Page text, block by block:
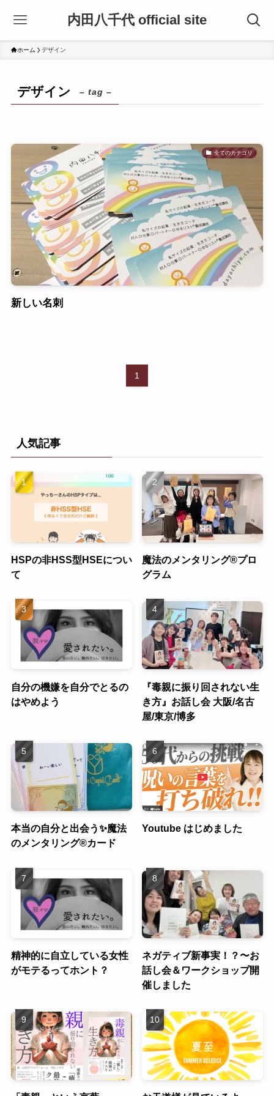
内田八千代 official site
ホーム デザイン
デザイン – tag –
全てのカテゴリ
新しい名刺
1
人気記事
HSPの非HSS型HSEについ
て
魔法のメンタリング®︎プロ
グラム
自分の機嫌を自分でとるの
はやめよう
『毒親に振り回されない生
き方』お話し会 大阪/名古
屋/東京/博多
本当の自分と出会う✨魔法
のメンタリング®︎カード
Youtube はじめました
精神的に自立している女性
がモテるってホント？
ネガティブ新事実！？〜お
話し会＆ワークショップ開
催しました